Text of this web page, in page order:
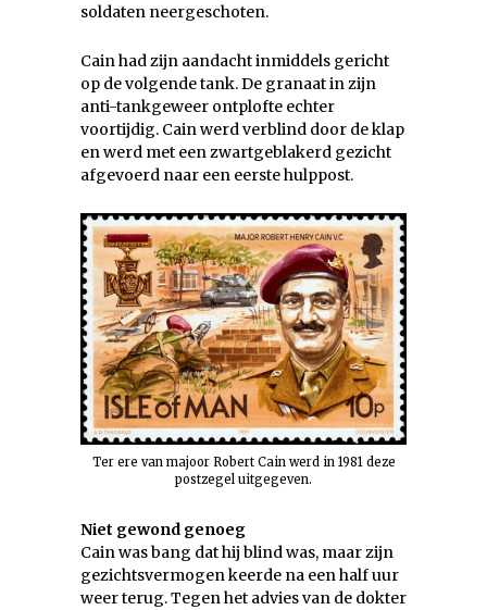
soldaten neergeschoten.
Cain had zijn aandacht inmiddels gericht
op de volgende tank. De granaat in zijn
anti-tankgeweer ontplofte echter
voortijdig. Cain werd verblind door de klap
en werd met een zwartgeblakerd gezicht
afgevoerd naar een eerste hulppost.
Ter ere van majoor Robert Cain werd in 1981 deze
postzegel uitgegeven.
Niet gewond genoeg
Cain was bang dat hij blind was, maar zijn
gezichtsvermogen keerde na een half uur
weer terug. Tegen het advies van de dokter